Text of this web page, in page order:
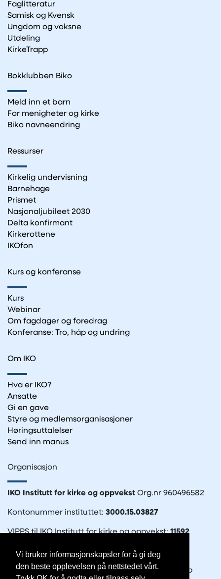
Vi bruker informasjonskapsler for å gi deg
den beste opplevelsen på nettstedet vårt.
Faglitteratur
Samisk og Kvensk
Ungdom og voksne
Utdeling
KirkeTrapp
Bokklubben Biko
Meld inn et barn
For menigheter og kirke
Biko navneendring
Ressurser
Kirkelig undervisning
Barnehage
Prismet
Nasjonaljubileet 2030
Delta konfirmant
Kirkerottene
IKOfon
Kurs og konferanse
Kurs
Webinar
Om fagdager og foredrag
Konferanse: Tro, håp og undring
Om IKO
Hva er IKO?
Ansatte
Gi en gave
Styre og medlemsorganisasjoner
Høringsuttalelser
Send inn manus
Organisasjon
IKO Institutt for kirke og oppvekst Org.nr 960496582
Kontonummer instituttet: 3000.15.03827
VIPPS til IKO Institutt for kirke og oppvekst:11592
IKO-forlaget– en del av Det Norske Bibelselskap